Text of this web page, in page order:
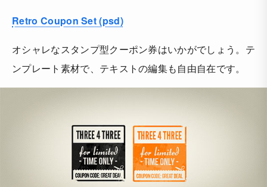
Retro Coupon Set (psd)
オシャレなスタンプ型クーポン券はいかがでしょう。テ
ンプレート素材で、テキストの編集も自由自在です。